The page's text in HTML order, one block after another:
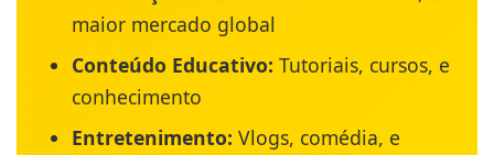
maior mercado global
Conteúdo Educativo: Tutoriais, cursos, e
conhecimento
Entretenimento: Vlogs, comédia, e